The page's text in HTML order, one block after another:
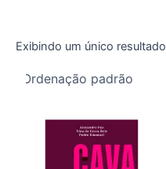
Exibindo um único resultado